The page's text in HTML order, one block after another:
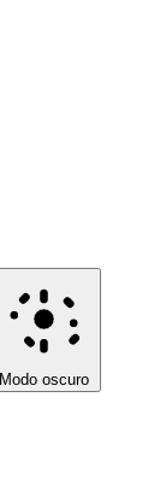
Modo oscuro